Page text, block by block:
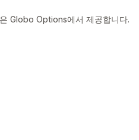
Globo Options에서 제공합니다.